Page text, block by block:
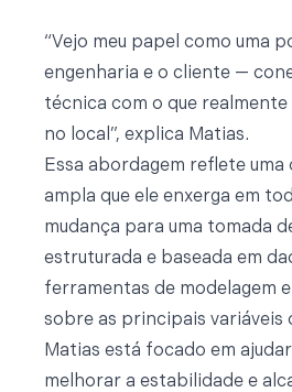
“Vejo meu papel como uma
engenharia e o cliente —
técnica com o que
no local”, explica Matias.
Essa abordagem reflete
ampla que ele enxerga em
mudança para uma tomada
estruturada e baseada em
ferramentas de modelagem
sobre as principais variáveis
Matias está focado em
melhorar a estabilidade e